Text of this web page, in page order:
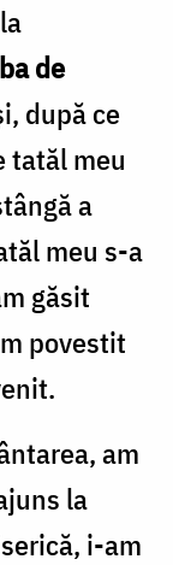
de
după ce
tatăl meu
a
meu s-a
găsit
povestit
am
la
i-am